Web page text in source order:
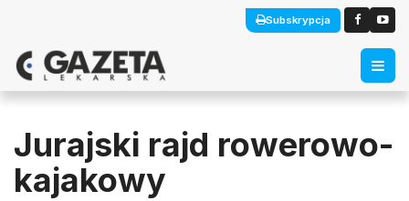
Subskrypcja
Jurajski rajd rowerowo-
kajakowy